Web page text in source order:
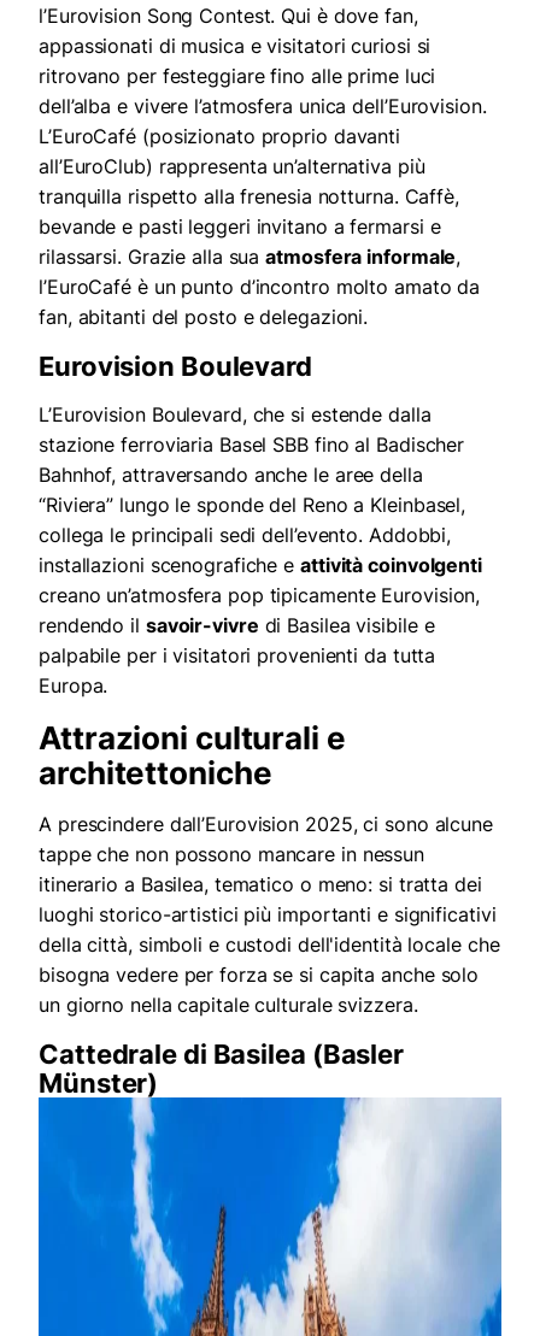
l’Eurovision Song Contest. Qui è dove fan,
appassionati di musica e visitatori curiosi si
ritrovano per festeggiare fino alle prime luci
dell’alba e vivere l’atmosfera unica dell’Eurovision.
L’EuroCafé (posizionato proprio davanti
all’EuroClub) rappresenta un’alternativa più
tranquilla rispetto alla frenesia notturna. Caffè,
bevande e pasti leggeri invitano a fermarsi e
rilassarsi. Grazie alla suaatmosfera informale,
l’EuroCafé è un punto d’incontro molto amato da
fan, abitanti del posto e delegazioni.
Eurovision Boulevard
L’Eurovision Boulevard, che si estende dalla
stazione ferroviaria Basel SBB fino al Badischer
Bahnhof, attraversando anche le aree della
“Riviera” lungo le sponde del Reno a Kleinbasel,
collega le principali sedi dell’evento. Addobbi,
installazioni scenografiche e attività coinvolgenti
creano un’atmosfera pop tipicamente Eurovision,
rendendo il savoir-vivre di Basilea visibile e
palpabile per i visitatori provenienti da tutta
Europa.
Attrazioni culturali e
architettoniche
A prescindere dall’Eurovision 2025, ci sono alcune
tappe che non possono mancare in nessun
itinerario a Basilea, tematico o meno: si tratta dei
luoghi storico-artistici più importanti e significativi
della città, simboli e custodi dell'identità locale che
bisogna vedere per forza se si capita anche solo
un giorno nella capitale culturale svizzera.
Cattedrale di Basilea (Basler
Münster)